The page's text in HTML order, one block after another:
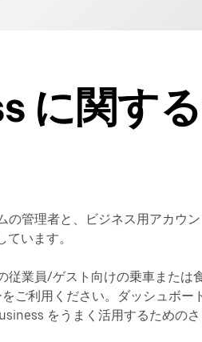
に関す
の管理者と、ビジネス用アカウ
ています。
業員/ゲスト向けの乗車または
ご利用ください。ダッシュボー
をうまく活用するための